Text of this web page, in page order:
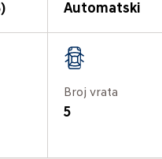
Automatski
Broj vrata
5